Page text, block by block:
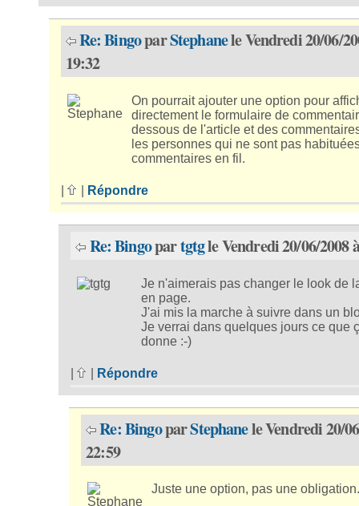
Re: BingoparStephanele Vendredi 20/06/
19:32
On pourrait ajouter une option pour
directement le formulaire de
dessous de l'article et des
les personnes qui ne sont pas
commentaires en fil.
Répondre
Re: Bingopartgtgle Vendredi 20/06/2008
Je n'aimerais pas changer le look de
en page.
J'ai mis la marche à suivre dans un
Je verrai dans quelques jours ce que
donne :-)
| Répondre
Re: BingoparStephanele Vendredi 20/
22:59
Juste une option, pas une